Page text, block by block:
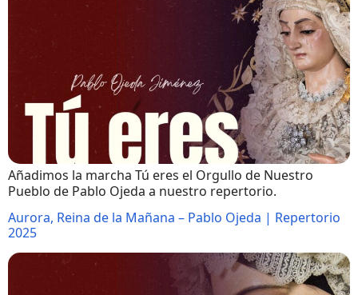
Añadimos la marcha Tú eres el Orgullo de Nuestro
Pueblo de Pablo Ojeda a nuestro repertorio.
Aurora, Reina de la Mañana – Pablo Ojeda | Repertorio
2025